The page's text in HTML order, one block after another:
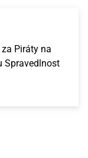
Piráty na
Spravedlnost